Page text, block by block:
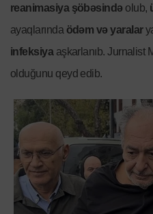
reanimasiya şöbəsində olub,
ayaqlarında ödəm və yaralar
infeksiyaaşkarlanıb. Jurnalist
olduğunu qeyd edib.